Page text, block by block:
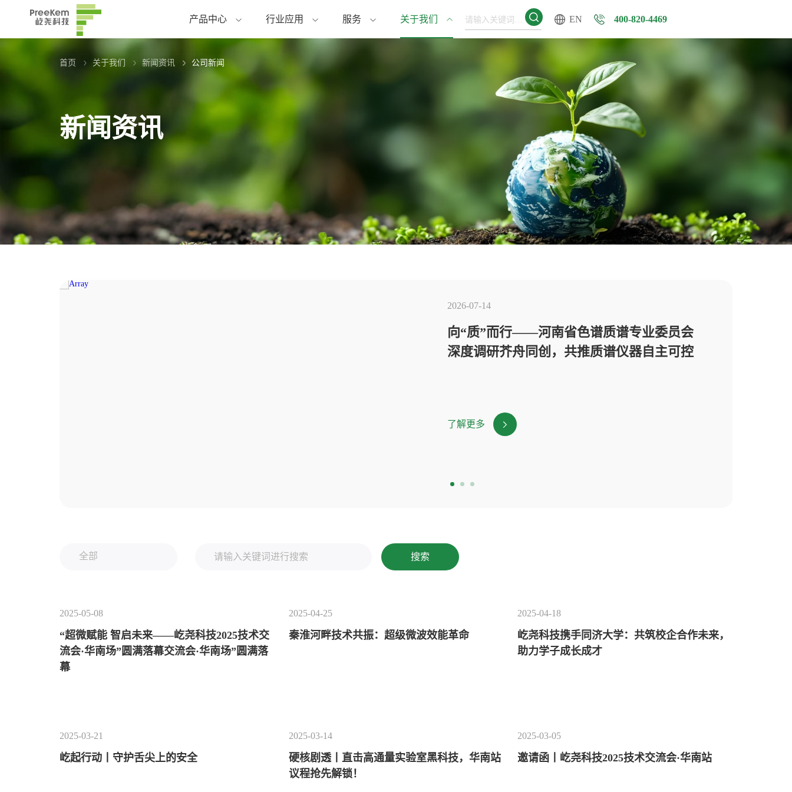
产品中心 行业应用 服务 关于我们 EN 400-820-4469
新闻资讯
首页 关于我们 新闻资讯 公司新闻
2026-07-14
向“质”而行——河南省色谱质谱专业委员会
深度调研芥舟同创，共推质谱仪器自主可控
了解更多
搜索
2025-05-08
“超微赋能 智启未来——屹尧科技2025技术交
流会·华南场”圆满落幕交流会·华南场”圆满落
幕
2025-04-25
秦淮河畔技术共振：超级微波效能革命
2025-04-18
屹尧科技携手同济大学：共筑校企合作未来，
助力学子成长成才
2025-03-21
屹起行动丨守护舌尖上的安全
2025-03-14
硬核剧透丨直击高通量实验室黑科技，华南站
议程抢先解锁！
2025-03-05
邀请函丨屹尧科技2025技术交流会·华南站